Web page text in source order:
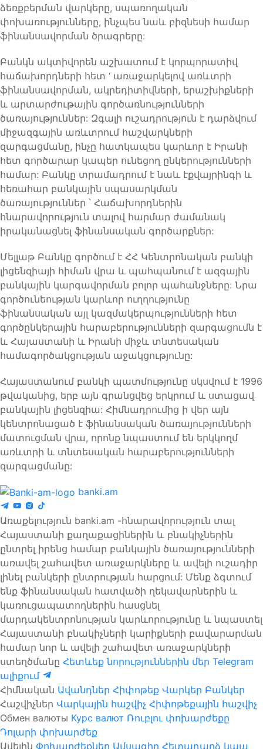
ձեռքբերման վարկերը, սպառողական
փոխառությունները, ինչպես նաև բիզնեսի համար
ֆինանսավորման ծրագրերը:
Բանկն ակտիվորեն աշխատում է կորպորատիվ
հաճախորդների հետ ‘ առաջարկելով առևտրի
ֆինանսավորման, ակրեդիտիվների, երաշխիքների
և արտարժութային գործառնությունների
ծառայություններ: Զգալի ուշադրություն է դարձվում
միջազգային առևտրում հաշվարկների
զարգացմանը, ինչը հատկապես կարևոր է Իրանի
հետ գործարար կապեր ունեցող ընկերությունների
համար: Բանկը տրամադրում է նաև էքվայրինգի և
հեռահար բանկային սպասարկման
ծառայություններ ՝ Հաճախորդներին
հնարավորություն տալով հարմար ժամանակ
իրականացնել ֆինանսական գործարքներ:
Մելլաթ Բանկը գործում է ՀՀ Կենտրոնական բանկի
լիցենզիայի հիման վրա և պահպանում է ազգային
բանկային կարգավորման բոլոր պահանջները: Նրա
գործունեության կարևոր ուղղությունը
ֆինանսական այլ կազմակերպությունների հետ
գործընկերային հարաբերությունների զարգացումն է
և Հայաստանի և Իրանի միջև տնտեսական
համագործակցության աջակցությունը:
Հայաստանում բանկի պատմությունը սկսվում է 1996
թվականից, երբ այն գրանցվեց երկրում և ստացավ
բանկային լիցենզիա: Հիմնադրումից ի վեր այն
կենտրոնացած է ֆինանսական ծառայությունների
մատուցման վրա, որոնք նպաստում են երկկողմ
առևտրի և տնտեսական հարաբերությունների
զարգացմանը:
banki.am
Առաքելություն banki.am -հնարավորություն տալ
Հայաստանի քաղաքացիներին և բնակիչներին
ընտրել իրենց համար բանկային ծառայությունների
առավել շահավետ առաջարկները և ավելի ուշադիր
լինել բանկերի ընտրության հարցում: Մենք ձգտում
ենք ֆինանսական հատվածի ղեկավարներին և
կառուցապատողներին հասցնել
մարդակենտրոնության կարևորությունը և նպաստել
Հայաստանի բնակիչների կարիքների բավարարման
համար նոր և ավելի շահավետ առաջարկների
ստեղծմանը Հետևեք նորություններին մեր Telegram
ալիքում
Հիմնական Ավանդներ Հիփոթեք Վարկեր Բանկեր
Հաշվիչներ Վարկային հաշվիչ Հիփոթեքային հաշվիչ
Обмен валюты Курс валют Ռուբլու փոխարժեքը
Դոլարի փոխարժեք
Ավելին Փոխարժեքներ Ամսագիր Հետադարձ կապ